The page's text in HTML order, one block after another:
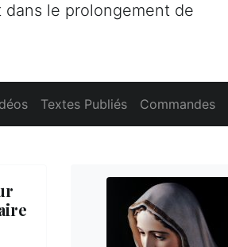
le prolongement de
Textes Publiés Commandes